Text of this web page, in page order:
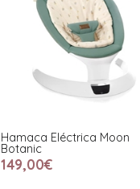
Hamaca Eléctrica Moon
Botanic
149,00€